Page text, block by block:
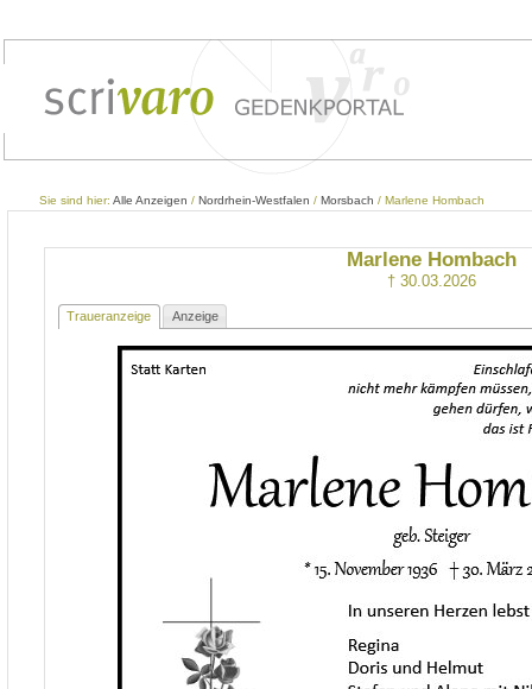
Sie sind hier: Alle Anzeigen / Nordrhein-Westfalen / Morsbach / Marlene Hombach
Marlene Hombach
† 30.03.2026
Traueranzeige Anzeige